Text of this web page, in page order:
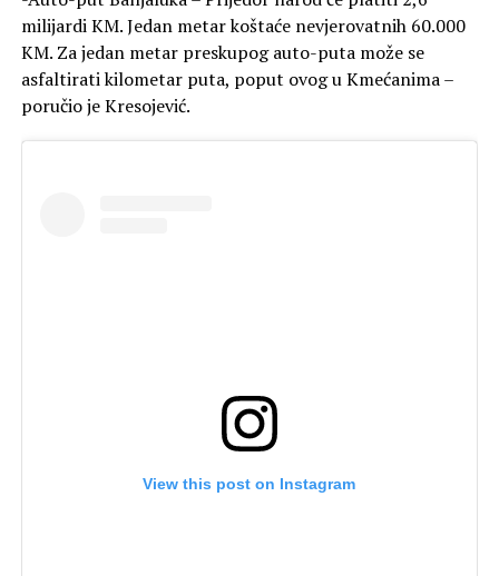
milijardi KM. Jedan metar koštaće nevjerovatnih 60.000
KM. Za jedan metar preskupog auto-puta može se
asfaltirati kilometar puta, poput ovog u Kmećanima –
poručio je Kresojević.
View this post on Instagram